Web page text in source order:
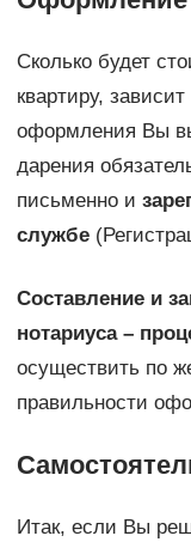
Сколько будет
квартиру,
оформления Вы
дарения
письменно и
службе
Составление и
нотариуса –
осуществить по
правильности
Итак, если Вы